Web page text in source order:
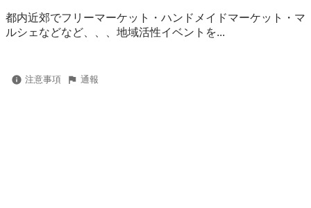
都内近郊でフリーマーケット・ハンドメイドマーケット・マ
ルシェなどなど、、、地域活性イベントを...
注意事項 通報